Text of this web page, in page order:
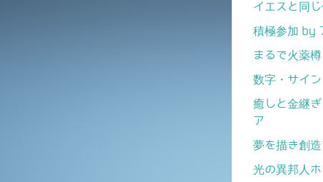
イエスと同
積極参加 by
まるで火薬
数字・サイ
癒しと金継
ア
夢を描き創
光の異邦人